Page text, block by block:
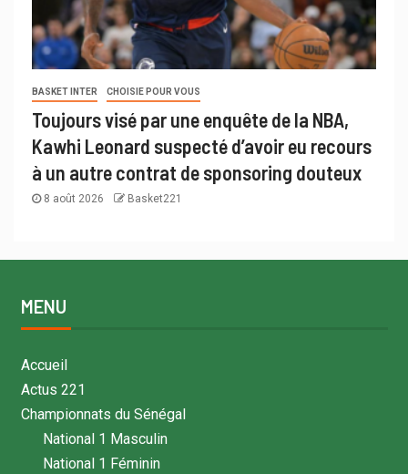
BASKET INTER CHOISIE POUR VOUS
Toujours visé par une enquête de la NBA,
Kawhi Leonard suspecté d’avoir eu recours
à un autre contrat de sponsoring douteux
8 août 2026 Basket221
MENU
Accueil
Actus 221
Championnats du Sénégal
National 1 Masculin
National 1 Féminin